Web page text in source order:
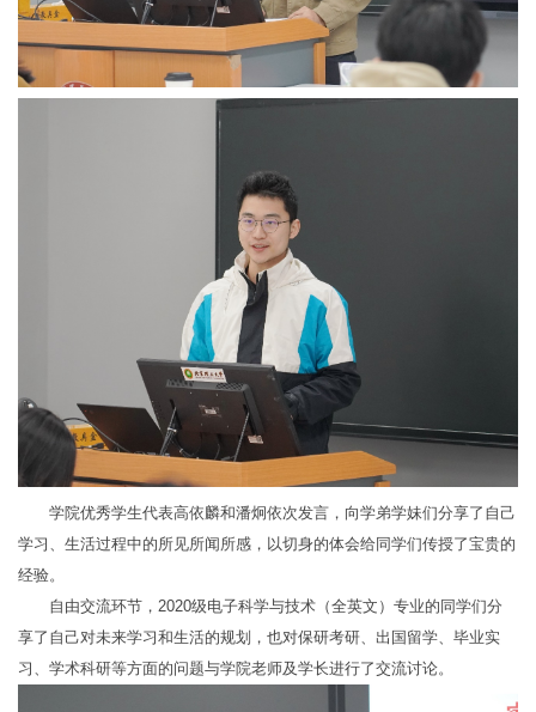
学院优秀学生代表高依麟和潘炯依次发言，向学弟学妹们分享了自己
学习、生活过程中的所见所闻所感，以切身的体会给同学们传授了宝贵的
经验。
自由交流环节，2020级电子科学与技术（全英文）专业的同学们分
享了自己对未来学习和生活的规划，也对保研考研、出国留学、毕业实
习、学术科研等方面的问题与学院老师及学长进行了交流讨论。